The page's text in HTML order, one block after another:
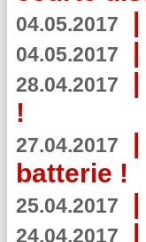
04.05.2017 |
04.05.2017 |
28.04.2017 |
!
27.04.2017 |
batterie !
25.04.2017 |
24.04.2017 |